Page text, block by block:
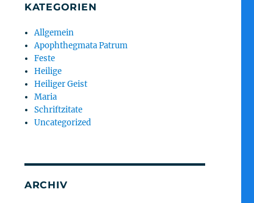
KATEGORIEN
Allgemein
Apophthegmata Patrum
Feste
Heilige
Heiliger Geist
Maria
Schriftzitate
Uncategorized
ARCHIV